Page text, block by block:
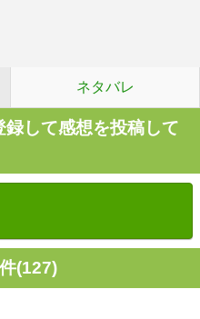
ネタバレ
して感想を投稿して
(127)